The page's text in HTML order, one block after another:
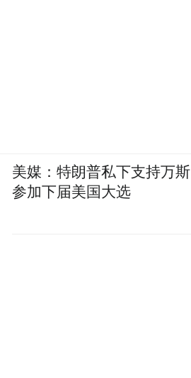
美媒：特朗普私下支持万斯
参加下届美国大选